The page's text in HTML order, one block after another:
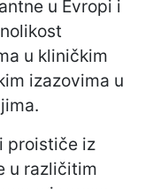
u Evropi i
u kliničkim
izazovima u
proističe iz
u različitim